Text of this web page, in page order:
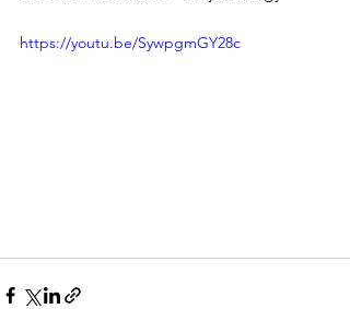
https://youtu.be/SywpgmGY28c